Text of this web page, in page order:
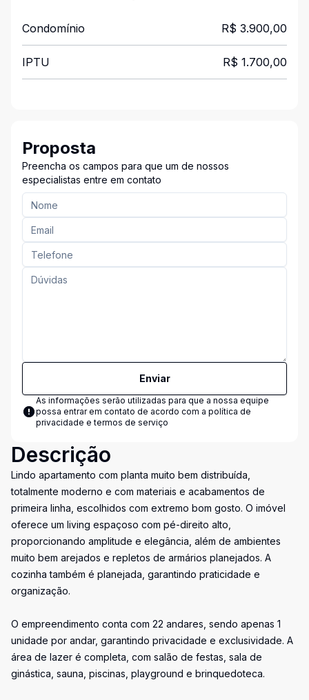
Condomínio R$ 3.900,00
IPTU R$ 1.700,00
Proposta
Preencha os campos para que um de nossos
especialistas entre em contato
Enviar
As informações serão utilizadas para que a nossa equipe
possa entrar em contato de acordo com a política de
privacidade e termos de serviço
Descrição
Lindo apartamento com planta muito bem distribuída,
totalmente moderno e com materiais e acabamentos de
primeira linha, escolhidos com extremo bom gosto. O imóvel
oferece um living espaçoso com pé-direito alto,
proporcionando amplitude e elegância, além de ambientes
muito bem arejados e repletos de armários planejados. A
cozinha também é planejada, garantindo praticidade e
organização.
O empreendimento conta com 22 andares, sendo apenas 1
unidade por andar, garantindo privacidade e exclusividade. A
área de lazer é completa, com salão de festas, sala de
ginástica, sauna, piscinas, playground e brinquedoteca.